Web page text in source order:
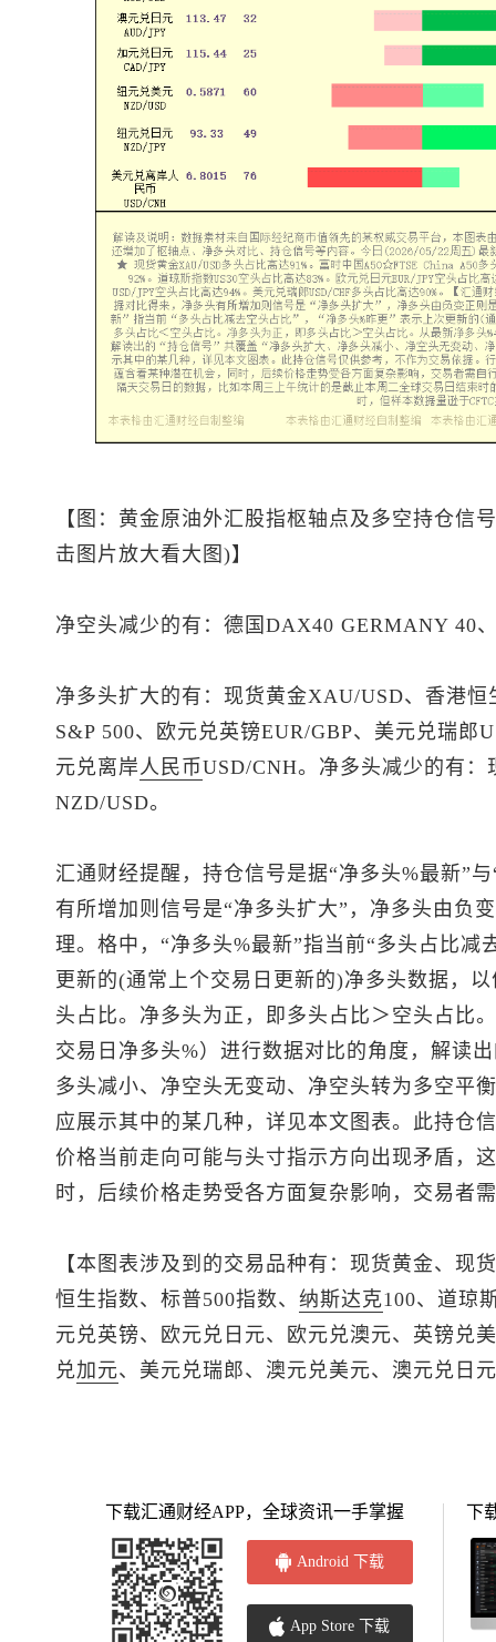
【图：黄金原油外汇股指枢轴点及多空持仓信
击图片放大看大图)】
净空头减少的有：德国DAX40 GERMANY 40
净多头扩大的有： 现货黄金XAU/USD、香港恒
S&P 500、欧元兑英镑EUR/GBP、 美元兑瑞郎
元兑离岸人民币USD/CNH。净多头减少的有：
NZD/USD。
汇通财经提醒，持仓信号是据“净多头%最新”
有所增加则信号是“净多头扩大”，净多头由负
理。格中，“净多头%最新”指当前“多头占比减
更新的(通常上个交易日更新的)净多头数据，
头占比。净多头为正，即多头占比＞空头占比
交易日净多头%）进行数据对比的角度，解读
多头减小、净空头无变动、净空头转为多空平
应展示其中的某几种，详见本文图表。此持仓
价格当前走向可能与头寸指示方向出现矛盾，
时，后续价格走势受各方面复杂影响，交易者
【本图表涉及到的交易品种有： 现货黄金、 现
恒生指数、 标普500指数、 纳斯达克100、道琼
元兑英镑、欧元兑日元、欧元兑澳元、 英镑兑
兑加元、 美元兑瑞郎、 澳元兑美元、澳元兑日
下载汇通财经APP，全球资讯一手掌握
Android 下载
App Store 下载
下